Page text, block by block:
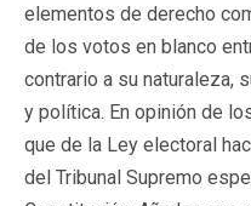
elementos de derecho
de los votos en blanco
contrario a su naturaleza,
y política. En opinión de
que de la Ley electoral
del Tribunal Supremo